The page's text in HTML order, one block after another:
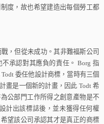
度，故也希望建造出每個勞工都
，但從未成功。其非難福斯公司
承認對其應負的責任。 Borg指
Todt 委任他設計商標，當時有三個
畫是一個新的計畫，因此 Todt希
公部門工作所得之創意產物是不
計出該標誌後，並未獲得任何權
望該公司承認其才是真正的商標